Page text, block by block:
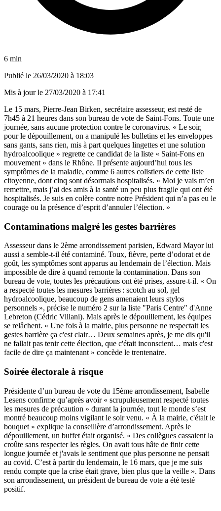
6 min
Publié le 26/03/2020 à 18:03
Mis à jour le 27/03/2020 à 17:41
Le 15 mars, Pierre-Jean Birken, secrétaire assesseur, est resté de
7h45 à 21 heures dans son bureau de vote de Saint-Fons. Toute une
journée, sans aucune protection contre le coronavirus. « Le soir,
pour le dépouillement, on a manipulé les bulletins et les enveloppes
sans gants, sans rien, mis à part quelques lingettes et une solution
hydroalcoolique » regrette ce candidat de la liste « Saint-Fons en
mouvement » dans le Rhône. Il présente aujourd’hui tous les
symptômes de la maladie, comme 6 autres colistiers de cette liste
citoyenne, dont cinq sont désormais hospitalisés. « Moi je vais m’en
remettre, mais j’ai des amis à la santé un peu plus fragile qui ont été
hospitalisés. Je suis en colère contre notre Président qui n’a pas eu le
courage ou la présence d’esprit d’annuler l’élection. »
Contaminations malgré les gestes barrières
Assesseur dans le 2ème arrondissement parisien, Edward Mayor lui
aussi a semble-t-il été contaminé. Toux, fièvre, perte d’odorat et de
goût, les symptômes sont apparus au lendemain de l’élection. Mais
impossible de dire à quand remonte la contamination. Dans son
bureau de vote, toutes les précautions ont été prises, assure-t-il. « On
a respecté toutes les mesures barrières : scotch au sol, gel
hydroalcoolique, beaucoup de gens amenaient leurs stylos
personnels », précise le numéro 2 sur la liste "Paris Centre" d'Anne
Lebreton (Cédric Villani). Mais après le dépouillement, les équipes
se relâchent. « Une fois à la mairie, plus personne ne respectait les
gestes barrière ça c'est clair… Deux semaines après, je me dis qu'il
ne fallait pas tenir cette élection, que c'était inconscient… mais c'est
facile de dire ça maintenant » concède le trentenaire.
Soirée électorale à risque
Présidente d’un bureau de vote du 15ème arrondissement, Isabelle
Lesens confirme qu’après avoir « scrupuleusement respecté toutes
les mesures de précaution » durant la journée, tout le monde s’est
montré beaucoup moins vigilant le soir venu. « À la mairie, c'était le
bouquet » explique la conseillère d’arrondissement. Après le
dépouillement, un buffet était organisé. « Des collègues cassaient la
croûte sans respecter les règles. On avait tous hâte de finir cette
longue journée et j'avais le sentiment que plus personne ne pensait
au covid. C’est à partir du lendemain, le 16 mars, que je me suis
rendu compte que la crise était grave, bien plus que la veille ». Dans
son arrondissement, un président de bureau de vote a été testé
positif.